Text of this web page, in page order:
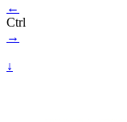
←
Ctrl
→
↓